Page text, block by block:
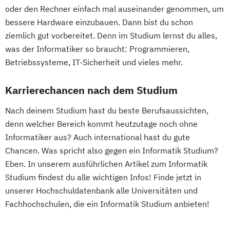
Sustainable Finance & Digital
Transformation (EN)
Training & Sport
Vorbereitungslehrgang Bachelor (Studieren
ohne Matura)
Wirtschaftsingenieur
Wirtschaftskriminalität & Cyber Crime
Ingenieurwissenschaften
Inklusive Pädagogik mit Fokus Behinderung
(Lehramt)
Instrumentalmusikerziehung (Lehramt)
Jüdische Kulturgeschichte
Katholische Religion (Lehramt)
Katholische Religionspädagogik
Katholische Theologie
Kommunikationswissenschaft
Kunstgeschichte
Latein (Lehramt)
Linguistik
Literatur- und Kulturwissenschaft/Literary
oder den Rechner einfach mal auseinander genommen, um
bessere Hardware einzubauen. Dann bist du schon
ziemlich gut vorbereitet. Denn im Studium lernst du alles,
was der Informatiker so braucht: Programmieren,
Betriebssysteme, IT-Sicherheit und vieles mehr.
Karrierechancen nach dem Studium
Nach deinem Studium hast du beste Berufsaussichten,
denn welcher Bereich kommt heutzutage noch ohne
Informatiker aus? Auch international hast du gute
Chancen. Was spricht also gegen ein Informatik Studium?
Eben. In unserem ausführlichen Artikel zum Informatik
Studium findest du alle wichtigen Infos! Finde jetzt in
unserer Hochschuldatenbank alle Universitäten und
Fachhochschulen, die ein Informatik Studium anbieten!